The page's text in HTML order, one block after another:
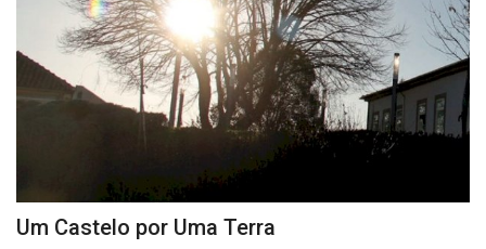
Um Castelo por Uma Terra